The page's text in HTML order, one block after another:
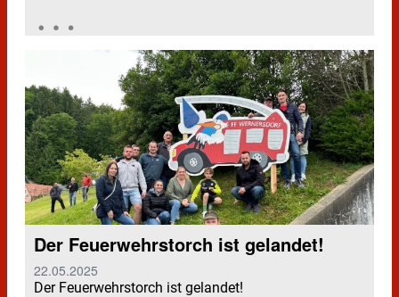
Der Feuerwehrstorch ist gelandet!
22.05.2025
Der Feuerwehrstorch ist gelandet!